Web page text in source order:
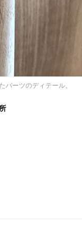
パーツのディテール。